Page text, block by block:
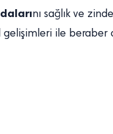
nı sağlık ve
gelişimleri ile beraber